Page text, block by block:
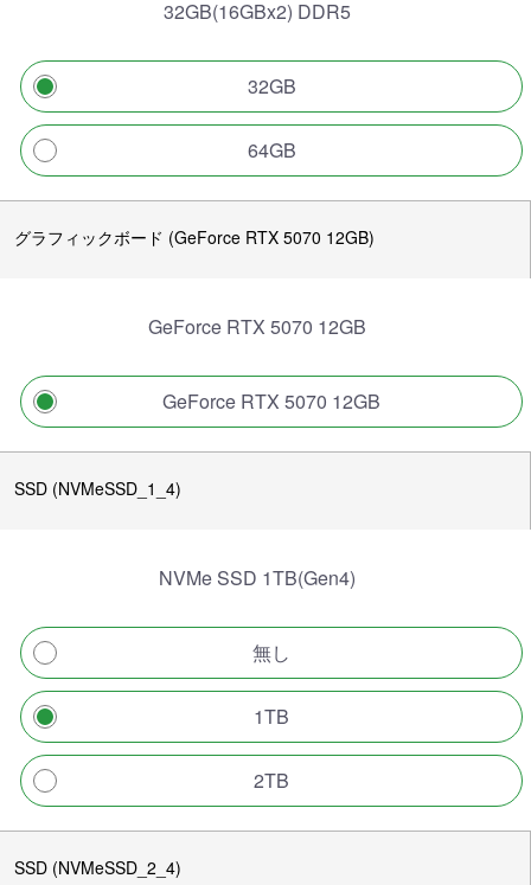
32GB(16GBx2) DDR5
32GB
64GB
グラフィックボード (GeForce RTX 5070 12GB)
GeForce RTX 5070 12GB
GeForce RTX 5070 12GB
SSD (NVMeSSD_1_4)
NVMe SSD 1TB(Gen4)
無し
1TB
2TB
SSD (NVMeSSD_2_4)